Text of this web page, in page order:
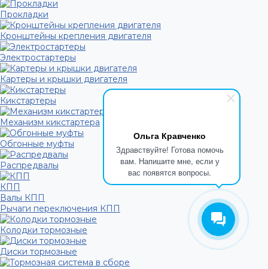
Ольга Кравченко
Здравствуйте! Готова помочь
вам. Напишите мне, если у
вас появятся вопросы.
Прокладки
Кронштейны крепления двигателя
Электростартеры
Картеры и крышки двигателя
Кикстартеры
Механизм кикстартера
Обгонные муфты
Распредвалы
КПП
Валы КПП
Рычаги переключения КПП
Колодки тормозные
Диски тормозные